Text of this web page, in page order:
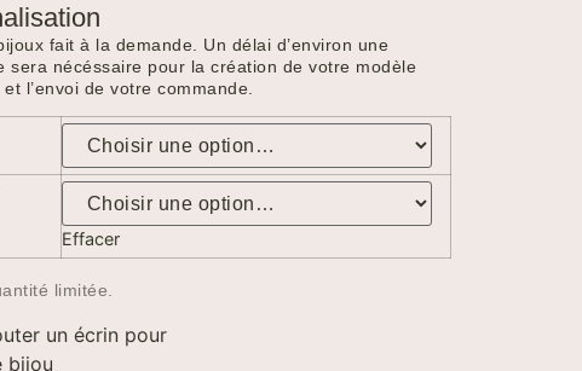
fait à la demande. Un délai d’environ une
sera nécéssaire pour la création de votre modèle
l’envoi de votre commande.
Effacer
limitée.